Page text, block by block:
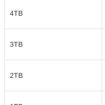
4TB
3TB
2TB